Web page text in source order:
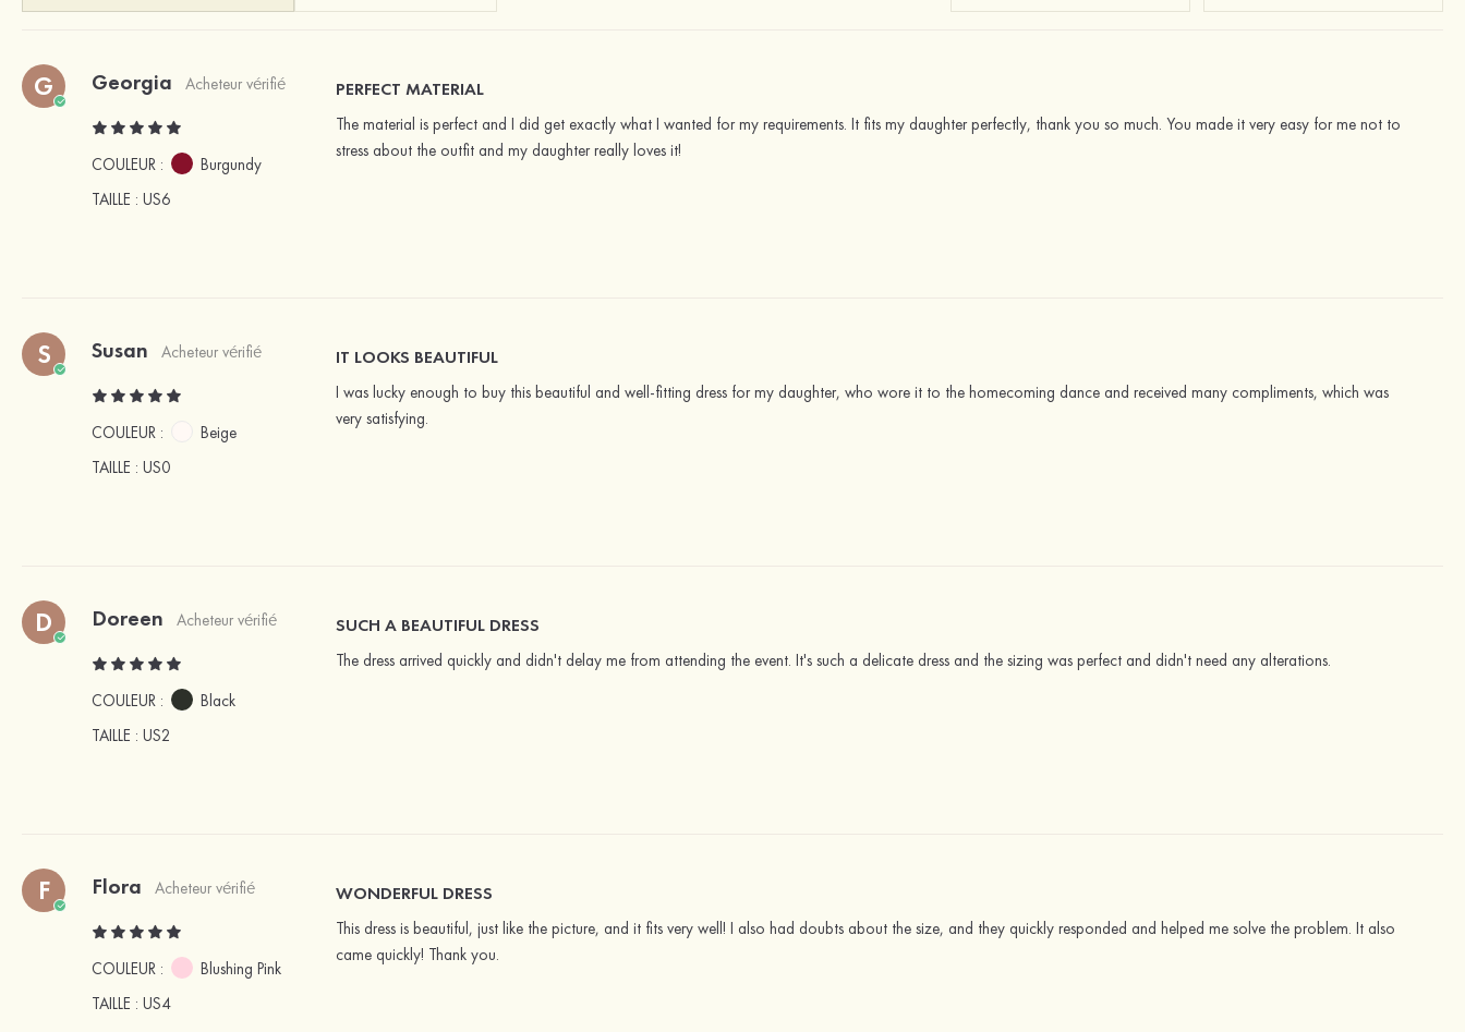
G Georgia Acheteur vérifié
COULEUR :
Burgundy
TAILLE : US6
PERFECT MATERIAL
The material is perfect and I did get exactly what I wanted for my requirements. It fits my daughter perfectly, thank you so much. You made it very easy for me not to
stress about the outfit and my daughter really loves it!
S Susan Acheteur vérifié
COULEUR :
Beige
TAILLE : US0
IT LOOKS BEAUTIFUL
I was lucky enough to buy this beautiful and well-fitting dress for my daughter, who wore it to the homecoming dance and received many compliments, which was
very satisfying.
D Doreen Acheteur vérifié
COULEUR :
Black
TAILLE : US2
SUCH A BEAUTIFUL DRESS
The dress arrived quickly and didn't delay me from attending the event. It's such a delicate dress and the sizing was perfect and didn't need any alterations.
F Flora Acheteur vérifié
COULEUR :
Blushing Pink
TAILLE : US4
WONDERFUL DRESS
This dress is beautiful, just like the picture, and it fits very well! I also had doubts about the size, and they quickly responded and helped me solve the problem. It also
came quickly! Thank you.